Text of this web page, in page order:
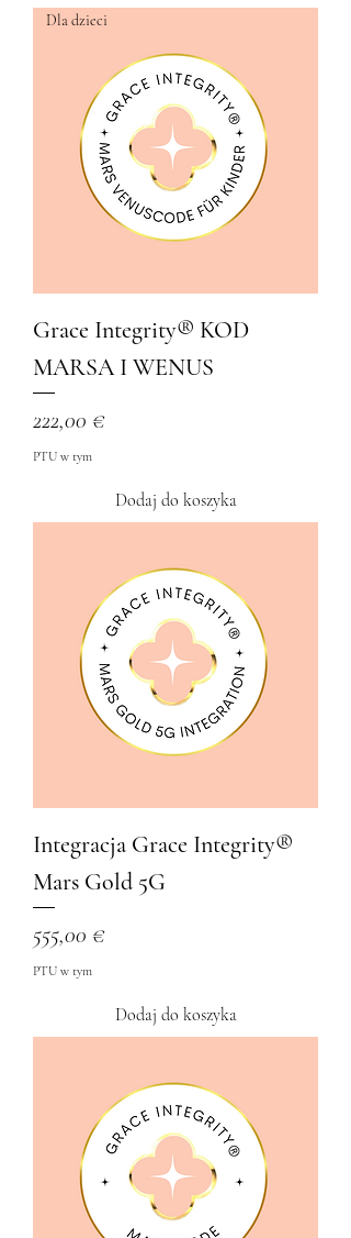
Dla dzieci
Grace Integrity® KOD
MARSA I WENUS
Cena
222,00 €
PTU w tym
Dodaj do koszyka
Integracja Grace Integrity®
Mars Gold 5G
Cena
555,00 €
PTU w tym
Dodaj do koszyka